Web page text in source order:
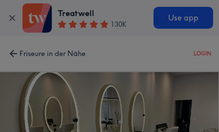
Treatwell
130K
Use app
Friseure in der Nähe LOGIN